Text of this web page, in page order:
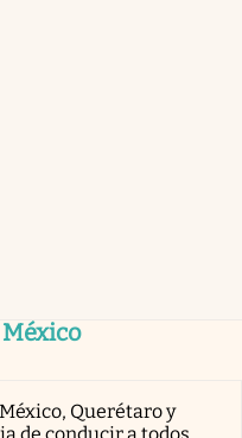
Querétaro y